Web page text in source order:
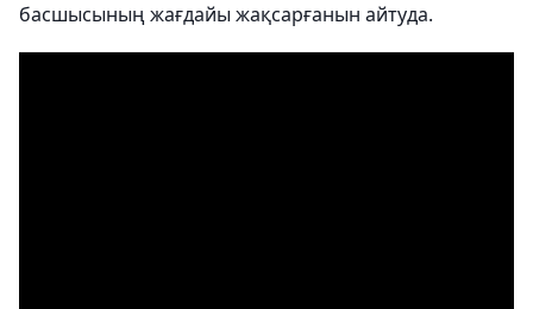
басшысының жағдайы жақсарғанын айтуда.